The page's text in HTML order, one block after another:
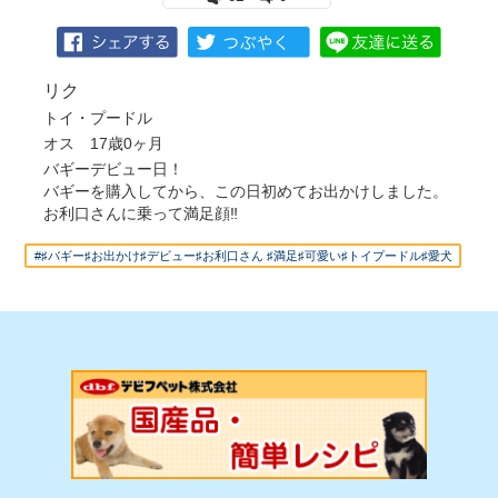
リク
トイ・プードル
オス 17歳0ヶ月
バギーデビュー日！
バギーを購入してから、この日初めてお出かけしました。
お利口さんに乗って満足顔‼
#♯バギー♯お出かけ♯デビュー♯お利口さん ♯満足♯可愛い♯トイプードル♯愛犬